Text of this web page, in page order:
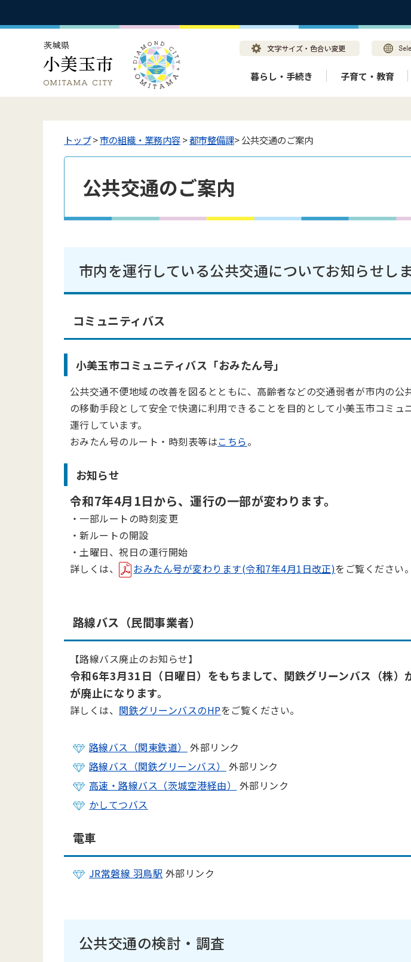
暮らし・手続き 子育て・教育
トップ>市の組織・業務内容>都市整備課> 公共交通のご案内
公共交通のご案内
市内を運行している公共交通についてお知らせしま
コミュニティバス
小美玉市コミュニティバス「おみたん号」
公共交通不便地域の改善を図るとともに、高齢者などの交通弱者が市内の公
の移動手段として安全で快適に利用できることを目的として小美玉市コミュ
運行しています。
おみたん号のルート・時刻表等はこちら。
お知らせ
令和7年4月1日から、運行の一部が変わります。
・一部ルートの時刻変更
・新ルートの開設
・土曜日、祝日の運行開始
詳しくは、
おみたん号が変わります(令和7年4月1日改正)をご覧ください。
路線バス（民間事業者）
【路線バス廃止のお知らせ】
令和6年3月31日（日曜日）をもちまして、関鉄グリーンバス（株）
が廃止になります。
詳しくは、 関鉄グリーンバスのHPをご覧ください。
路線バス（関東鉄道）
外部リンク
路線バス（関鉄グリーンバス）
外部リンク
高速・路線バス（茨城空港経由）
外部リンク
かしてつバス
電車
JR常磐線 羽鳥駅 外部リンク
公共交通の検討・調査